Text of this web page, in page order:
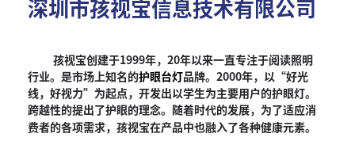
深圳市孩视宝信息技术有限公司
孩视宝创建于1999年，20年以来一直专注于阅读照明
行业。是市场上知名的护眼台灯品牌。2000年，以“好光
线，好视力”为起点，开发出以学生为主要用户的护眼灯。
跨越性的提出了护眼的理念。随着时代的发展，为了适应消
费者的各项需求，孩视宝在产品中也融入了各种健康元素。